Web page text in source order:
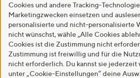
Cookies und andere Tracking-
Marketingzwecken einsetzen und
personalisierte und nicht-personalisierte
nicht wünschst, wähle „Alle Cookies
Cookies ist die Zustimmung nicht
Zustimmung ist freiwillig und für die
nicht erforderlich. Du kannst sie
unter „Cookie-Einstellungen“ deine